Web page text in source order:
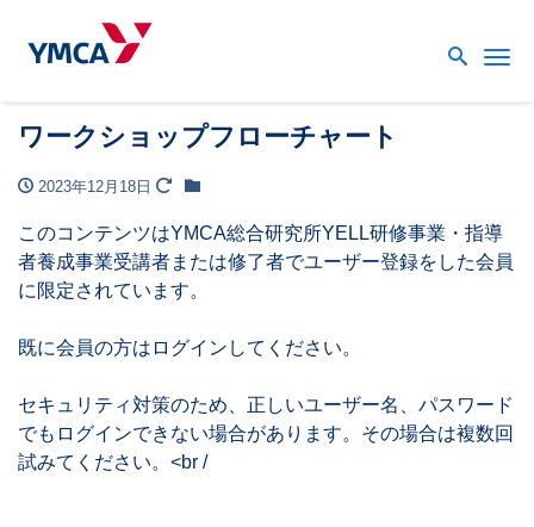
ワークショップフローチャート
2023年12月18日
このコンテンツはYMCA総合研究所YELL研修事業・指導
者養成事業受講者または修了者でユーザー登録をした会員
に限定されています。
既に会員の方はログインしてください。
セキュリティ対策のため、正しいユーザー名、パスワード
でもログインできない場合があります。その場合は複数回
試みてください。<br /